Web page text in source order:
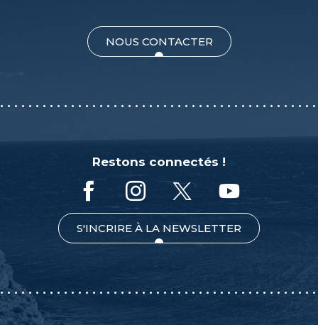
NOUS CONTACTER
Restons connectés !
S'INCRIRE À LA NEWSLETTER